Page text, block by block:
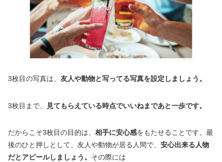
3枚目の写真は、 友人や動物と写ってる写真を設定しましょう。
3枚目まで、 見てもらえている時点でいいねまであと一歩です。
だからこそ3枚目の目的は、 相手に安心感をもたせることです。最
後のひと押しとして、友人や動物が居る人間で、 安心出来る人物
だとアピールしましょう。 その際には